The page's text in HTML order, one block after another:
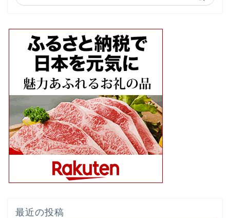
最近の投稿